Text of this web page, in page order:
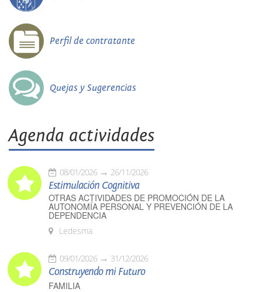
Perfil de contratante
Quejas y Sugerencias
Agenda actividades
08/01/2026 26/11/2026
Estimulación Cognitiva
OTRAS ACTIVIDADES DE PROMOCIÓN DE LA
AUTONOMÍA PERSONAL Y PREVENCIÓN DE LA
DEPENDENCIA
Ledesma
09/01/2026 31/12/2026
Construyendo mi Futuro
FAMILIA